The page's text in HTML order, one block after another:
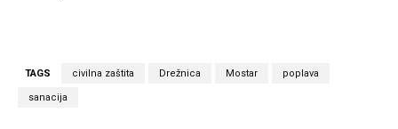
TAGS civilna zaštita Drežnica Mostar poplava
sanacija